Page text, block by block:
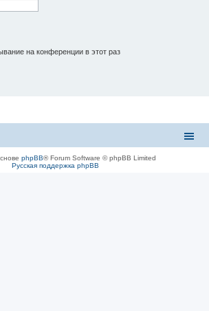
на конференции в этот раз
phpBB® Forum Software © phpBB Limited
Русская поддержка phpBB